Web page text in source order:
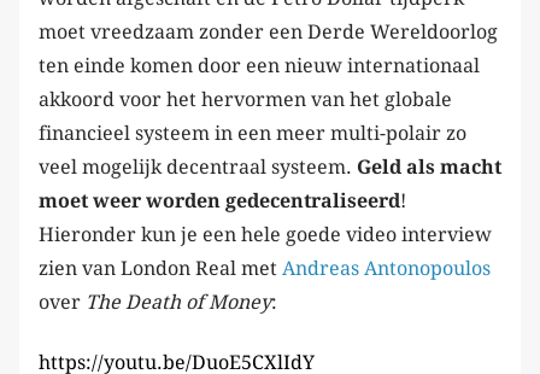
moet vreedzaam zonder een Derde Wereldoorlog
ten einde komen door een nieuw internationaal
akkoord voor het hervormen van het globale
financieel systeem in een meer multi-polair zo
veel mogelijk decentraal systeem. Geld als macht
moet weer worden gedecentraliseerd!
Hieronder kun je een hele goede video interview
zien van London Real met Andreas Antonopoulos
over The Death of Money:
https://youtu.be/DuoE5CXlIdY